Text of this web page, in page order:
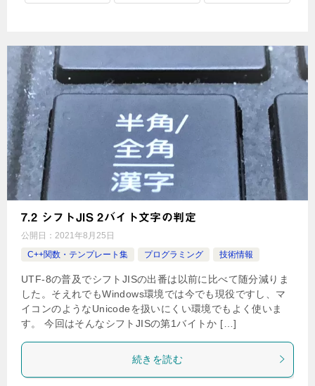
7.2 シフトJIS 2バイト文字の判定
公開日： 2021年8月25日
C++関数・テンプレート集
プログラミング 技術情報
UTF-8の普及でシフトJISの出番は以前に比べて随分減りま
した。そえれでもWindows環境では今でも現役ですし、マ
イコンのようなUnicodeを扱いにくい環境でもよく使いま
す。 今回はそんなシフトJISの第1バイトか […]
続きを読む